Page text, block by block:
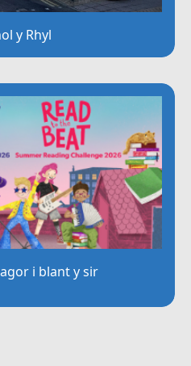
y Rhyl
i blant y sir